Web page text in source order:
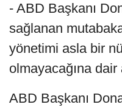
- ABD Başkanı
sağlanan
yönetimi asla bir
olmayacağına
ABD Başkanı